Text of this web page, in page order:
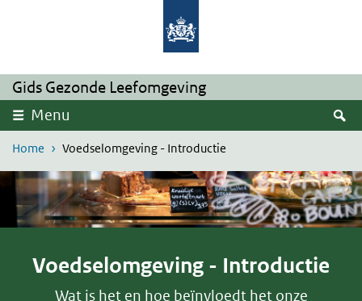
Gids Gezonde Leefomgeving
Menu
Home Voedselomgeving - Introductie
Voedselomgeving - Introductie
Wat is het en hoe beïnvloedt het onze